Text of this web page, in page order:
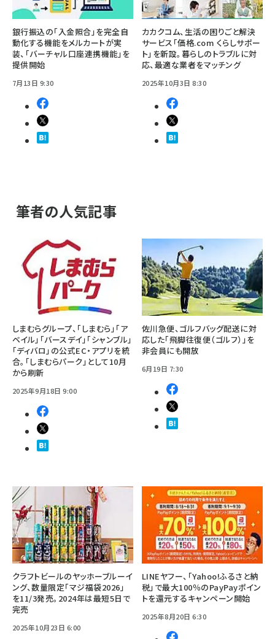
銀行振込の「入金照合」を完全自
動化する機能をメルカートが実
装、「バーチャル口座連携機能」を
提供開始
7月13日 9:30
カカクコム、生活の困りごと解決
サービス「価格.com くらしサポー
ト」を新設。暮らしのトラブルに対
応、最適な業者をマッチング
2025年10月3日 8:30
筆者の人気記事
しまむらグループ、「しまむら」「ア
ベイル」「バースデイ」「シャンブル」
「ディバロ」の公式EC・アプリを統
合。「しまむらパーク」として10月
から刷新
2025年9月18日 9:00
佐川急便、ゴルフバッグ配送に対
応した「飛脚往復便（ゴルフ）」を
非会員にも開放
6月19日 7:30
クラフトビールのヤッホーブルーイ
ング、数量限定「マジ福袋2026」
を11/3発売。2024年は最短5日で
完売
2025年10月23日 6:00
LINEヤフー、「Yahoo!ふるさと納
税」で最大100％のPayPayポイン
トを還元するキャンペーン開始
2025年8月20日 6:30